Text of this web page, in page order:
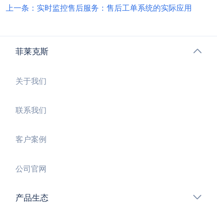
上一条：实时监控售后服务：售后工单系统的实际应用
菲莱克斯
关于我们
联系我们
客户案例
公司官网
产品生态